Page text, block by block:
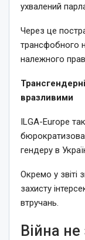
ухвалений
Через це
трансфобного
належного
вразливими
ILGA-Europe
гендеру в
Окремо у звіті
захисту
втручань.
Війна